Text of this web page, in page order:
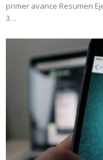
primer avance Resumen
3…